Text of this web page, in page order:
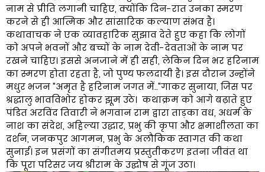
नाम से प्रीति लगानी चाहिए, क्योंकि दिन-रात उनका स्मरण
करने से ही आत्मिक और सांसारिक कल्याण संभव है।
​कथावाचक ने एक व्यावहारिक सुझाव देते हुए कहा कि लोगों
को अपने भवनों और बच्चों के नाम देवी-देवताओं के नाम पर
रखने चाहिए। इससे अनजाने में ही सही, लेकिन दिन भर हरिनाम
का स्मरण होता रहता है, जो पुण्य फलदायी है। इस दौरान उन्होंने
मधुर भजन "अमृत है हरिनाम जगत में.."गाकर सुनाया, जिस पर
श्रद्धालु भावविभोर होकर झूम उठे। कथाक्रम को आगे बढ़ाते हुए
पंडित अरविंद तिवारी ने भगवान राम द्वारा ​​ताड़का वध, अधर्म के
नाश का संदेश, ​अहिल्या उद्धार, प्रभु की कृपा और क्षमाशीलता का
दर्शन, ​जनकपुर आगमन, प्रभु के अलौकिक स्वागत की कथा
सुनाई। ​इन प्रसंगों का संगीतमय प्रस्तुतीकरण इतना जीवंत था
कि पूरा परिसर जय श्रीराम के उद्घोष से गूंज उठा।